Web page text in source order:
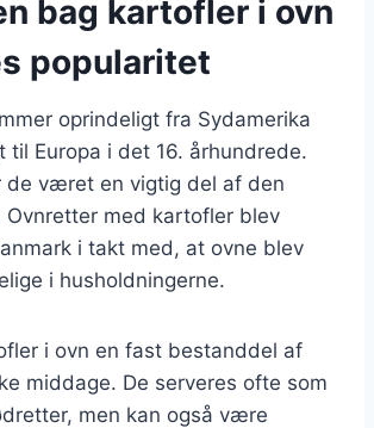
bag kartofler i ovn
popularitet
oprindeligt fra Sydamerika
til Europa i det 16. århundrede.
de været en vigtig del af den
Ovnretter med kartofler blev
i takt med, at ovne blev
i husholdningerne.
i ovn en fast bestanddel af
middage. De serveres ofte som
men kan også være